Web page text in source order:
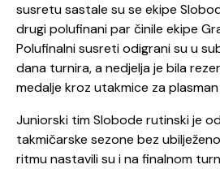
susretu sastale su se ekipe
drugi polufinani par činile ekipe
Polufinalni susreti odigrani su u
dana turnira, a nedjelja je bila
medalje kroz utakmice za
Juniorski tim Slobode rutinski je
takmičarske sezone bez
ritmu nastavili su i na finalnom